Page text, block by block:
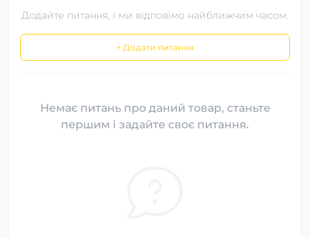
Додайте питання, і ми відповімо найближчим часом.
+ Додати питання
Немає питань про даний товар, станьте
першим і задайте своє питання.